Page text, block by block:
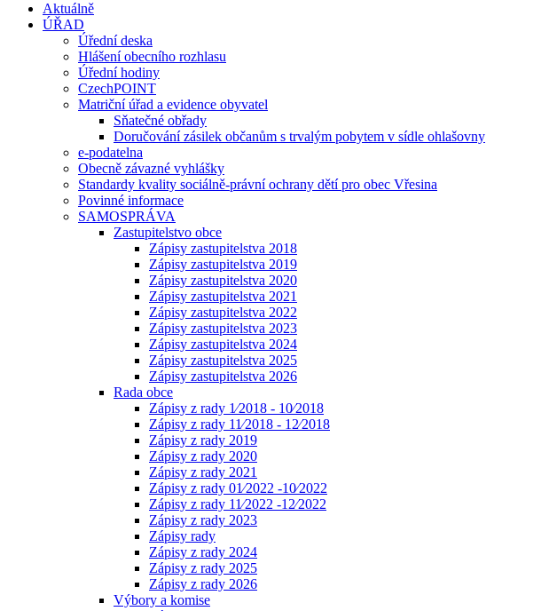
Aktuálně
ÚŘAD
Úřední deska
Hlášení obecního rozhlasu
Úřední hodiny
CzechPOINT
Matriční úřad a evidence obyvatel
Sňatečné obřady
Doručování zásilek občanům s trvalým pobytem v sídle ohlašovny
e-podatelna
Obecně závazné vyhlášky
Standardy kvality sociálně-právní ochrany dětí pro obec Vřesina
Povinné informace
SAMOSPRÁVA
Zastupitelstvo obce
Zápisy zastupitelstva 2018
Zápisy zastupitelstva 2019
Zápisy zastupitelstva 2020
Zápisy zastupitelstva 2021
Zápisy zastupitelstva 2022
Zápisy zastupitelstva 2023
Zápisy zastupitelstva 2024
Zápisy zastupitelstva 2025
Zápisy zastupitelstva 2026
Rada obce
Zápisy z rady 1⁄2018 - 10⁄2018
Zápisy z rady 11⁄2018 - 12⁄2018
Zápisy z rady 2019
Zápisy z rady 2020
Zápisy z rady 2021
Zápisy z rady 01⁄2022 -10⁄2022
Zápisy z rady 11⁄2022 -12⁄2022
Zápisy z rady 2023
Zápisy rady
Zápisy z rady 2024
Zápisy z rady 2025
Zápisy z rady 2026
Výbory a komise